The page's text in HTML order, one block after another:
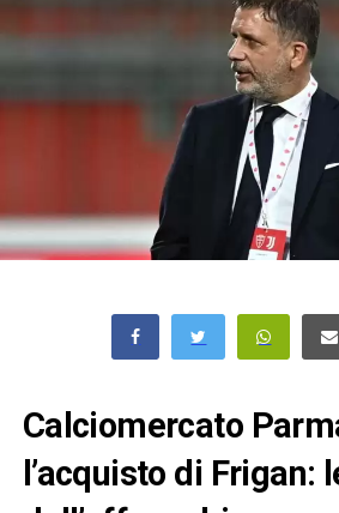
Calciomercato
l’acquisto di Frigan: